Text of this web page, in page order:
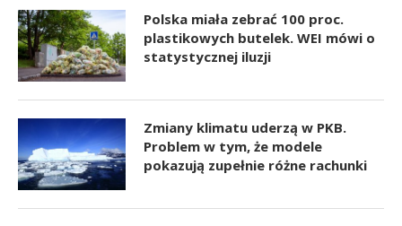
Polska miała zebrać 100 proc.
plastikowych butelek. WEI mówi o
statystycznej iluzji
Zmiany klimatu uderzą w PKB.
Problem w tym, że modele
pokazują zupełnie różne rachunki